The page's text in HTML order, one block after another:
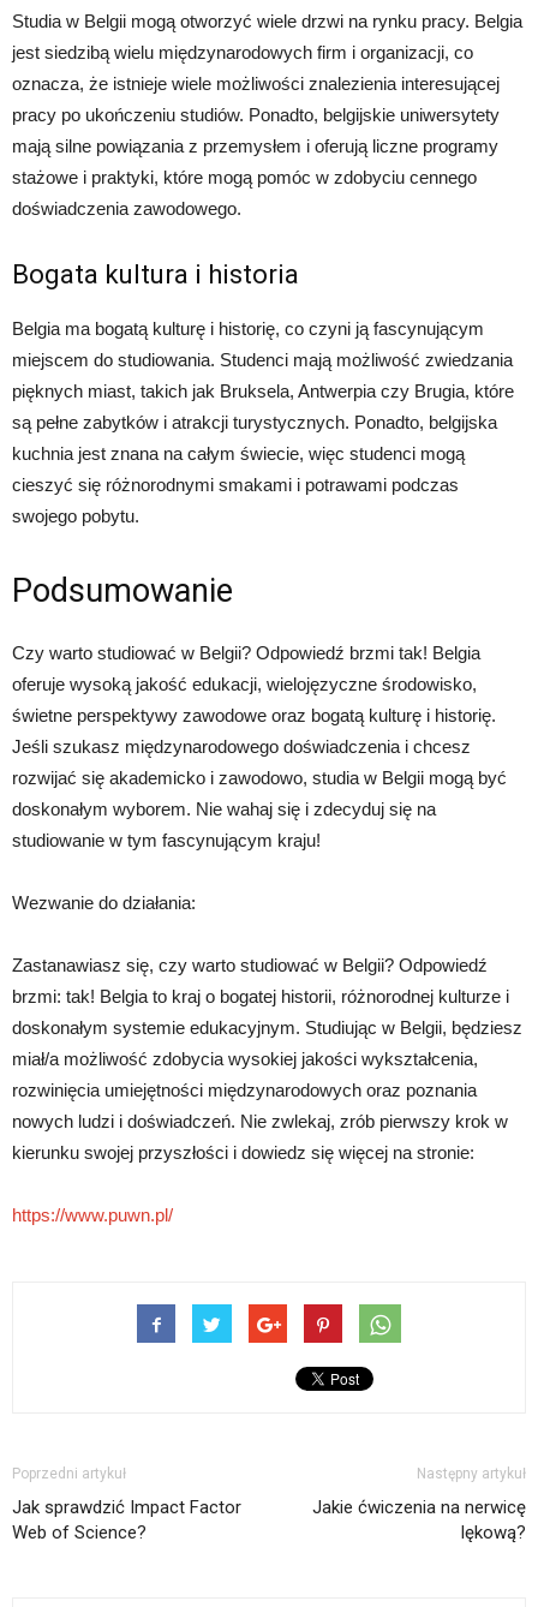
Studia w Belgii mogą otworzyć wiele drzwi na rynku pracy. Belgia
jest siedzibą wielu międzynarodowych firm i organizacji, co
oznacza, że istnieje wiele możliwości znalezienia interesującej
pracy po ukończeniu studiów. Ponadto, belgijskie uniwersytety
mają silne powiązania z przemysłem i oferują liczne programy
stażowe i praktyki, które mogą pomóc w zdobyciu cennego
doświadczenia zawodowego.
Bogata kultura i historia
Belgia ma bogatą kulturę i historię, co czyni ją fascynującym
miejscem do studiowania. Studenci mają możliwość zwiedzania
pięknych miast, takich jak Bruksela, Antwerpia czy Brugia, które
są pełne zabytków i atrakcji turystycznych. Ponadto, belgijska
kuchnia jest znana na całym świecie, więc studenci mogą
cieszyć się różnorodnymi smakami i potrawami podczas
swojego pobytu.
Podsumowanie
Czy warto studiować w Belgii? Odpowiedź brzmi tak! Belgia
oferuje wysoką jakość edukacji, wielojęzyczne środowisko,
świetne perspektywy zawodowe oraz bogatą kulturę i historię.
Jeśli szukasz międzynarodowego doświadczenia i chcesz
rozwijać się akademicko i zawodowo, studia w Belgii mogą być
doskonałym wyborem. Nie wahaj się i zdecyduj się na
studiowanie w tym fascynującym kraju!
Wezwanie do działania:
Zastanawiasz się, czy warto studiować w Belgii? Odpowiedź
brzmi: tak! Belgia to kraj o bogatej historii, różnorodnej kulturze i
doskonałym systemie edukacyjnym. Studiując w Belgii, będziesz
miał/a możliwość zdobycia wysokiej jakości wykształcenia,
rozwinięcia umiejętności międzynarodowych oraz poznania
nowych ludzi i doświadczeń. Nie zwlekaj, zrób pierwszy krok w
kierunku swojej przyszłości i dowiedz się więcej na stronie:
https://www.puwn.pl/
Poprzedni artykuł
Jak sprawdzić Impact Factor
Web of Science?
Następny artykuł
Jakie ćwiczenia na nerwicę
lękową?